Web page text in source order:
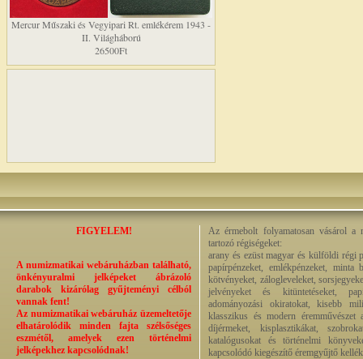
Mercur Műszaki és Vegyipari Rt. emlékérem 1943 -
II. Világháború
26500Ft
FIGYELEM!
A numizmatikai webáruházban található,
önkényuralmi jelképeket ábrázoló
darabok kizárólag gyűjteményi célból
vannak fent!
Az numizmatikai webáruház üzemeltetője
elhatárolódik minden fajta szélsőséges
eszmétől, amelyek ezen történelmi
jelképekhez kapcsolódnak!
Az érmebolt folyamatosan vásárol a
tartozó régiségeket:
arany és ezüst magyar és külföldi régi
papírpénzeket, emlékpénzeket, minta
kötvényeket, zálogleveleket,
jelvényeket és kitüntetéseket,
adományozási okiratokat, kisebb
klasszikus és modern éremművészet
díjérmeket, kisplasztikákat,
katalógusokat és történelmi
kapcsolódó kiegészítő éremgyűjtő